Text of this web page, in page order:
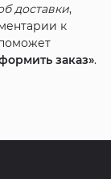
доставки,
к
заказ».